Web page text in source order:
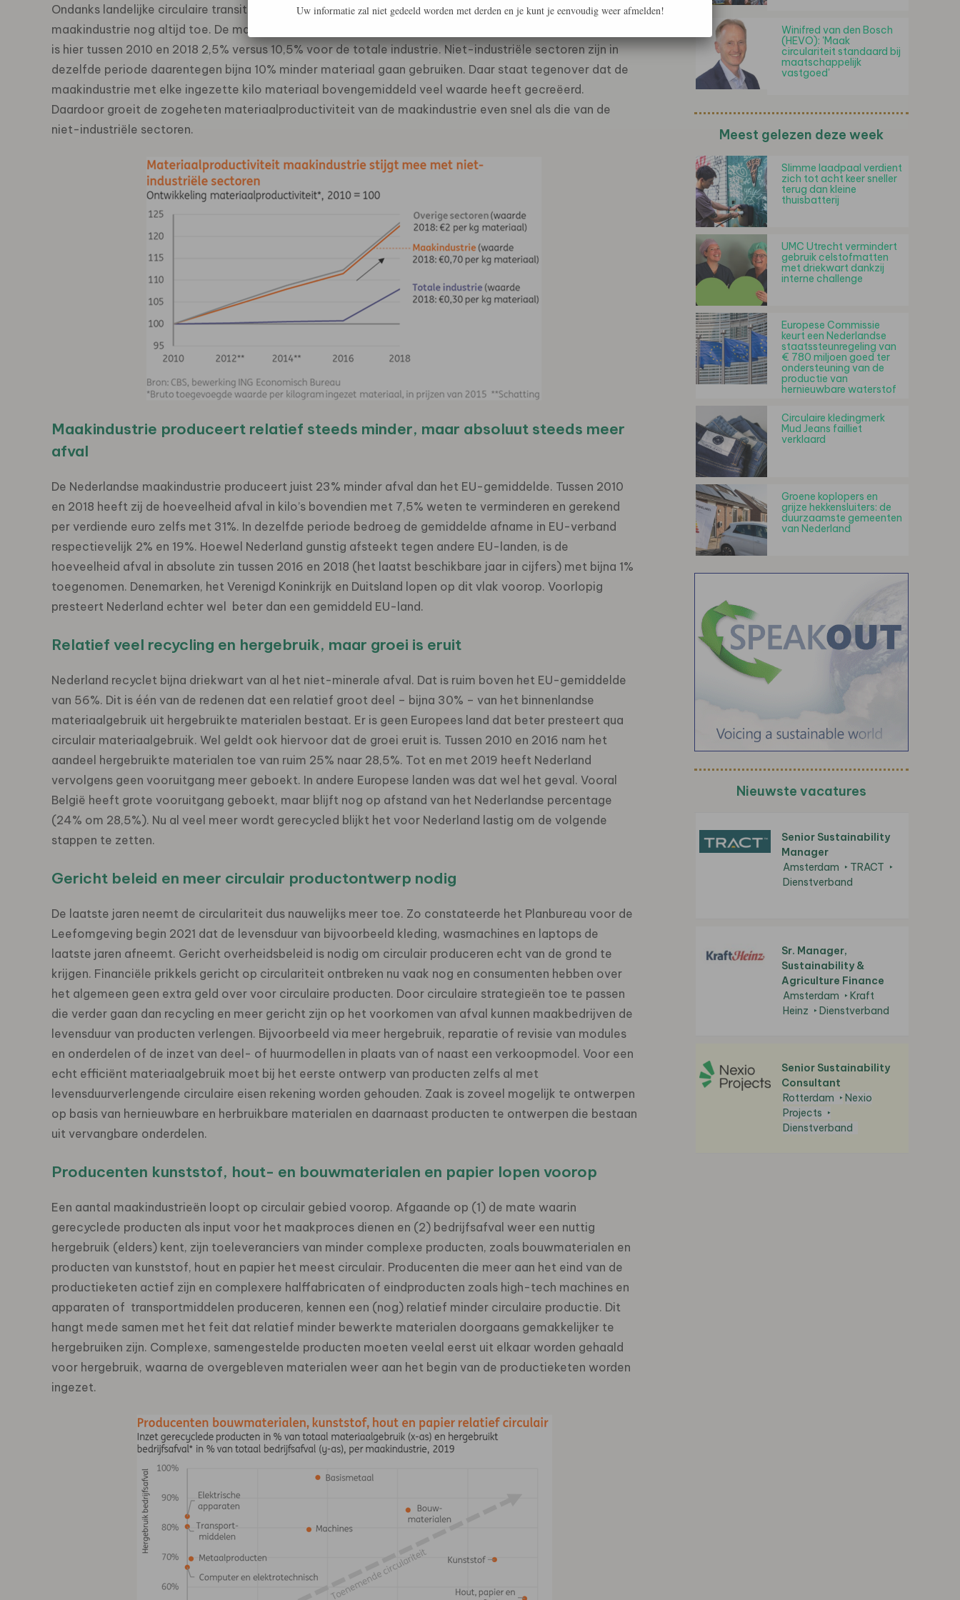
Ondanks landelijke circulaire transitieagenda’s neemt het totale materiaalgebruik binnen de Nederlandse
maakindustrie nog altijd toe. De maakindustrie doet het beter dan de industrie in totaliteit: de toename
is hier tussen 2010 en 2018 2,5% versus 10,5% voor de totale industrie. Niet-industriële sectoren zijn in
dezelfde periode daarentegen bijna 10% minder materiaal gaan gebruiken. Daar staat tegenover dat de
maakindustrie met elke ingezette kilo materiaal bovengemiddeld veel waarde heeft gecreëerd.
Daardoor groeit de zogeheten materiaalproductiviteit van de maakindustrie even snel als die van de
niet-industriële sectoren.
Maakindustrie produceert relatief steeds minder, maar absoluut steeds meer
afval
De Nederlandse maakindustrie produceert juist 23% minder afval dan het EU-gemiddelde. Tussen 2010
en 2018 heeft zij de hoeveelheid afval in kilo’s bovendien met 7,5% weten te verminderen en gerekend
per verdiende euro zelfs met 31%. In dezelfde periode bedroeg de gemiddelde afname in EU-verband
respectievelijk 2% en 19%. Hoewel Nederland gunstig afsteekt tegen andere EU-landen, is de
hoeveelheid afval in absolute zin tussen 2016 en 2018 (het laatst beschikbare jaar in cijfers) met bijna 1%
toegenomen. Denemarken, het Verenigd Koninkrijk en Duitsland lopen op dit vlak voorop. Voorlopig
presteert Nederland echter wel beter dan een gemiddeld EU-land.
Relatief veel recycling en hergebruik, maar groei is eruit
Nederland recyclet bijna driekwart van al het niet-minerale afval. Dat is ruim boven het EU-gemiddelde
van 56%. Dit is één van de redenen dat een relatief groot deel – bijna 30% – van het binnenlandse
materiaalgebruik uit hergebruikte materialen bestaat. Er is geen Europees land dat beter presteert qua
circulair materiaalgebruik. Wel geldt ook hiervoor dat de groei eruit is. Tussen 2010 en 2016 nam het
aandeel hergebruikte materialen toe van ruim 25% naar 28,5%. Tot en met 2019 heeft Nederland
vervolgens geen vooruitgang meer geboekt. In andere Europese landen was dat wel het geval. Vooral
België heeft grote vooruitgang geboekt, maar blijft nog op afstand van het Nederlandse percentage
(24% om 28,5%). Nu al veel meer wordt gerecycled blijkt het voor Nederland lastig om de volgende
stappen te zetten.
Gericht beleid en meer circulair productontwerp nodig
De laatste jaren neemt de circulariteit dus nauwelijks meer toe. Zo constateerde het Planbureau voor de
Leefomgeving begin 2021 dat de levensduur van bijvoorbeeld kleding, wasmachines en laptops de
laatste jaren afneemt. Gericht overheidsbeleid is nodig om circulair produceren echt van de grond te
krijgen. Financiële prikkels gericht op circulariteit ontbreken nu vaak nog en consumenten hebben over
het algemeen geen extra geld over voor circulaire producten. Door circulaire strategieën toe te passen
die verder gaan dan recycling en meer gericht zijn op het voorkomen van afval kunnen maakbedrijven de
levensduur van producten verlengen. Bijvoorbeeld via meer hergebruik, reparatie of revisie van modules
en onderdelen of de inzet van deel- of huurmodellen in plaats van of naast een verkoopmodel. Voor een
echt efficiënt materiaalgebruik moet bij het eerste ontwerp van producten zelfs al met
levensduurverlengende circulaire eisen rekening worden gehouden. Zaak is zoveel mogelijk te ontwerpen
op basis van hernieuwbare en herbruikbare materialen en daarnaast producten te ontwerpen die bestaan
uit vervangbare onderdelen.
Producenten kunststof, hout- en bouwmaterialen en papier lopen voorop
Een aantal maakindustrieën loopt op circulair gebied voorop. Afgaande op (1) de mate waarin
gerecyclede producten als input voor het maakproces dienen en (2) bedrijfsafval weer een nuttig
hergebruik (elders) kent, zijn toeleveranciers van minder complexe producten, zoals bouwmaterialen en
producten van kunststof, hout en papier het meest circulair. Producenten die meer aan het eind van de
productieketen actief zijn en complexere halffabricaten of eindproducten zoals high-tech machines en
apparaten of transportmiddelen produceren, kennen een (nog) relatief minder circulaire productie. Dit
hangt mede samen met het feit dat relatief minder bewerkte materialen doorgaans gemakkelijker te
hergebruiken zijn. Complexe, samengestelde producten moeten veelal eerst uit elkaar worden gehaald
voor hergebruik, waarna de overgebleven materialen weer aan het begin van de productieketen worden
ingezet.
Winifred van den Bosch
(HEVO): 'Maak
circulariteit standaard bij
maatschappelijk
vastgoed'
Meest gelezen deze week
Slimme laadpaal verdient
zich tot acht keer sneller
terug dan kleine
thuisbatterij
UMC Utrecht vermindert
gebruik celstofmatten
met driekwart dankzij
interne challenge
Europese Commissie
keurt een Nederlandse
staatssteunregeling van
€ 780 miljoen goed ter
ondersteuning van de
productie van
hernieuwbare waterstof
Circulaire kledingmerk
Mud Jeans failliet
verklaard
Groene koplopers en
grijze hekkensluiters: de
duurzaamste gemeenten
van Nederland
Nieuwste vacatures
Senior Sustainability
Manager
Amsterdam
TRACT
Dienstverband
Sr. Manager,
Sustainability &
Agriculture Finance
Amsterdam
Kraft
Heinz
Dienstverband
Senior Sustainability
Consultant
Rotterdam
Nexio
Projects
Dienstverband
Uw informatie zal niet gedeeld worden met derden en je kunt je eenvoudig weer afmelden!